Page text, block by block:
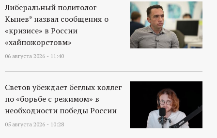
й
п
р
т
Либеральный политолог
Кынев* назвал сообщения о
«кризисе» в России
«хайпожорстовм»
06 августа 2026 - 11:40
Светов убеждает беглых коллег
по «борьбе с режимом» в
необходиости победы России
05 августа 2026 - 10:28